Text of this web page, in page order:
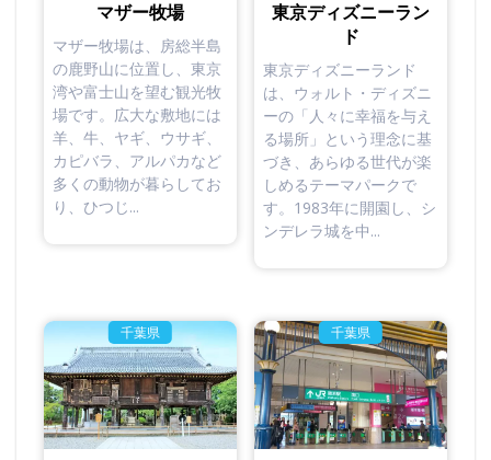
マザー牧場
マザー牧場は、房総半島
の鹿野山に位置し、東京
湾や富士山を望む観光牧
場です。広大な敷地には
羊、牛、ヤギ、ウサギ、
カピバラ、アルパカなど
多くの動物が暮らしてお
り、ひつじ...
東京ディズニーラン
ド
東京ディズニーランド
は、ウォルト・ディズニ
ーの「人々に幸福を与え
る場所」という理念に基
づき、あらゆる世代が楽
しめるテーマパークで
す。1983年に開園し、シ
ンデレラ城を中...
千葉県 千葉県